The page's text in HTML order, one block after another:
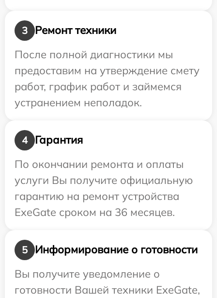
3
Ремонт техники
После полной диагностики мы
предоставим на утверждение смету
работ, график работ и займемся
устранением неполадок.
4
Гарантия
По окончании ремонта и оплаты
услуги Вы получите официальную
гарантию на ремонт устройства
ExeGate сроком на 36 месяцев.
5
Информирование о готовности
Вы получите уведомление о
готовности Вашей техники ExeGate,